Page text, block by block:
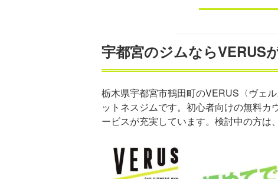
宇都宮のジムならVERUS
栃木県宇都宮市鶴田町のVERUS〈ヴェ
ットネスジムです。初心者向けの無料
ービスが充実しています。検討中の方は